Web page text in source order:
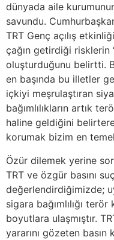
dünyada aile kurumunun
savundu.
TRT Genç açılış
çağın getirdiği
oluşturduğunu belirtti.
en başında bu illetler
içkiyi meşrulaştıran
bağımlılıkların artık
haline geldiğini
korumak bizim en
Özür dilemek yerine
TRT ve özgür basını
değerlendirdiğimizde;
sigara bağımlılığı
boyutlara ulaşmıştır.
yararını gözeten basın